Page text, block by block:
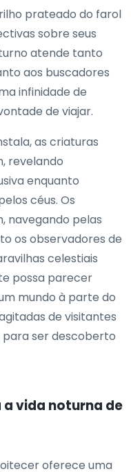
prateado do farol
sobre seus
atende tanto
aos buscadores
infinidade de
de viajar.
as criaturas
revelando
enquanto
céus. Os
navegando pelas
os observadores de
celestiais
possa parecer
mundo à parte do
de visitantes
ser descoberto
vida noturna de
oferece uma